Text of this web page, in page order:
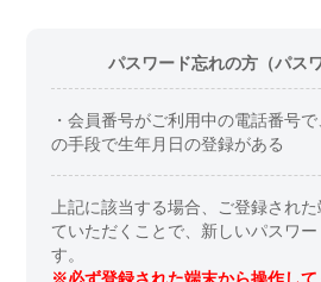
パスワード忘れの方（パス
・会員番号がご利用中の電話番号
の手段で生年月日の登録がある
上記に該当する場合、ご登録され
ていただくことで、新しいパスワ
す。